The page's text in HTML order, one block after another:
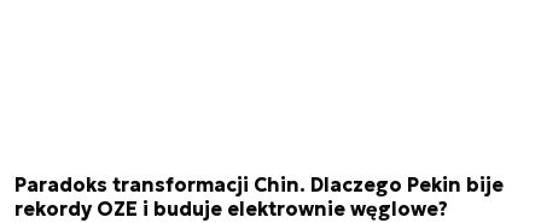
Paradoks transformacji Chin. Dlaczego Pekin bije
rekordy OZE i buduje elektrownie węglowe?